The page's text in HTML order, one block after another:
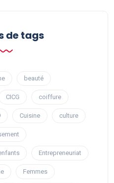
​​de tags
beauté
CICG coiffure
Cuisine culture
Entrepreneuriat
Femmes